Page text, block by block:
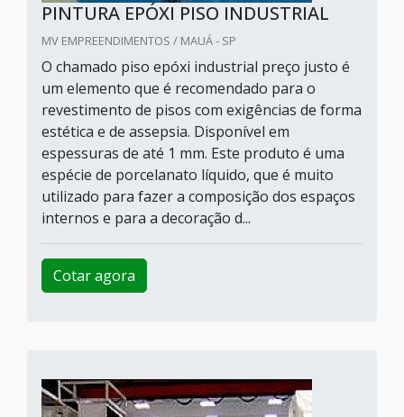
PINTURA EPÓXI PISO INDUSTRIAL
MV EMPREENDIMENTOS / MAUÁ - SP
O chamado piso epóxi industrial preço justo é
um elemento que é recomendado para o
revestimento de pisos com exigências de forma
estética e de assepsia. Disponível em
espessuras de até 1 mm. Este produto é uma
espécie de porcelanato líquido, que é muito
utilizado para fazer a composição dos espaços
internos e para a decoração d...
Cotar agora